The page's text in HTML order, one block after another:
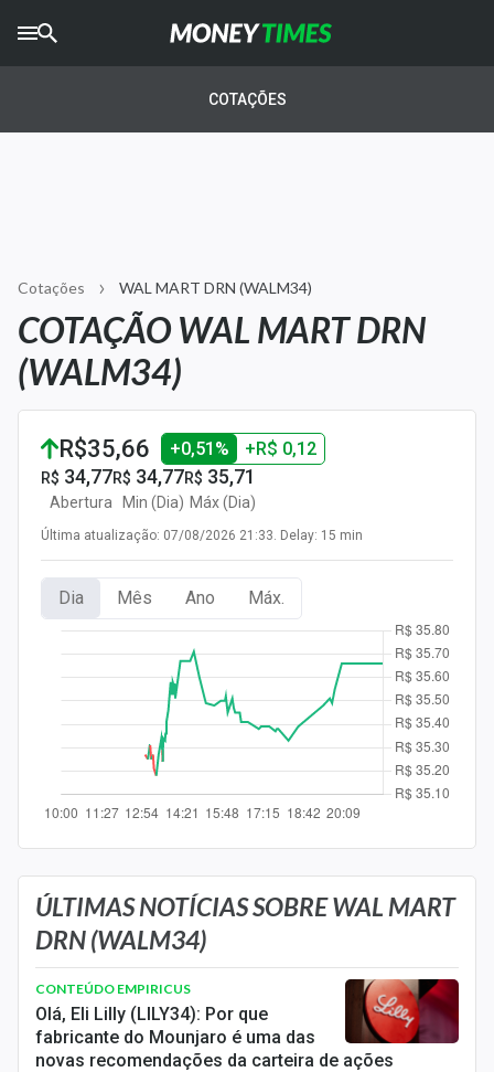
AGROTIMES
Newsletters
Money Trader
Últimas Notícias
Newsletters
Cotações
Comprar ou vender?
Carteiras Recomendadas
Central de Dividendos
Central de Fundos Imobiliários
Central dos IPOs
Renda Fixa
Finanças Pessoais
Mercados
Economia
Empresas
COTAÇÕES
Cotações WAL MART DRN (WALM34)
COTAÇÃO WAL MART DRN
(WALM34)
R$35,66 +0,51% +R$ 0,12
R$ 34,77
Abertura
R$ 34,77
Min (Dia)
R$ 35,71
Máx (Dia)
Última atualização: 07/08/2026 21:33. Delay: 15 min
Dia Mês Ano Máx.
ÚLTIMAS NOTÍCIAS SOBRE WAL MART
DRN (WALM34)
CONTEÚDO EMPIRICUS
Olá, Eli Lilly (LILY34): Por que
fabricante do Mounjaro é uma das
novas recomendações da carteira de ações